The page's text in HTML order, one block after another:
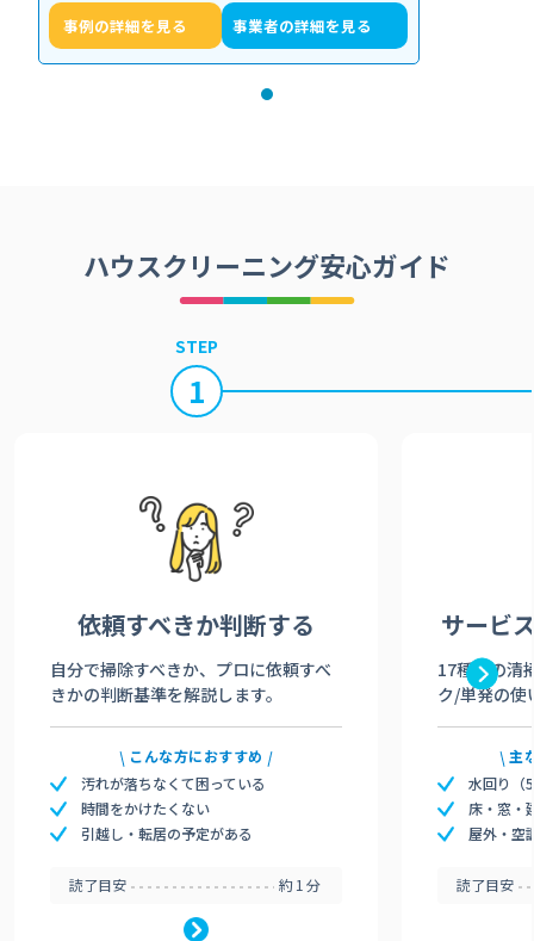
事例の詳細を見る 事業者の詳細を見る
ハウスクリーニング安心ガイド
STEP
1
依頼すべきか判断する
自分で掃除すべきか、プロに依頼すべ
きかの判断基準を解説します。
こんな方におすすめ
汚れが落ちなくて困っている
時間をかけたくない
引越し・転居の予定がある
読了目安 約1分
サービ
17種類の清
ク/単発の使
主
水回り（
床・窓・
屋外・空
読了目安